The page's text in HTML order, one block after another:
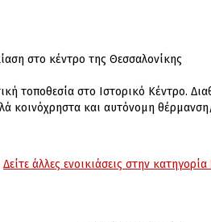
στο κέντρο της Θεσσαλονίκης
τοποθεσία στο Ιστορικό Κέντρο.
κοινόχρηστα και αυτόνομη
Δείτε άλλες ενοικιάσεις στην κατηγορία